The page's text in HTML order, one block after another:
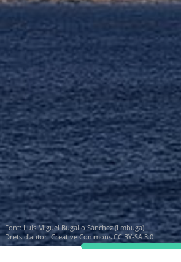
Font:Luis Miguel Bugallo Sánchez (Lmbuga)
Drets d'autor:Creative Commons CC BY-SA 3.0